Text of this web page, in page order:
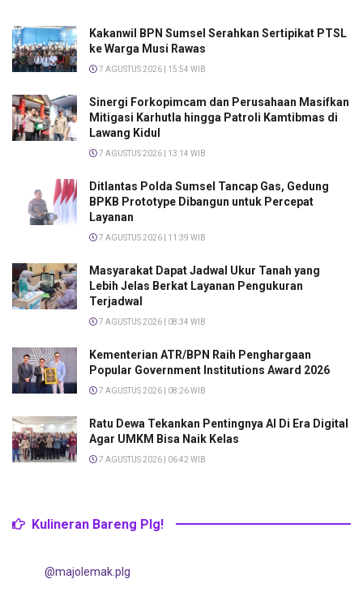
Kakanwil BPN Sumsel Serahkan Sertipikat PTSL
ke Warga Musi Rawas
7 AGUSTUS 2026 | 15:54 WIB
Sinergi Forkopimcam dan Perusahaan Masifkan
Mitigasi Karhutla hingga Patroli Kamtibmas di
Lawang Kidul
7 AGUSTUS 2026 | 13:14 WIB
Ditlantas Polda Sumsel Tancap Gas, Gedung
BPKB Prototype Dibangun untuk Percepat
Layanan
7 AGUSTUS 2026 | 11:39 WIB
Masyarakat Dapat Jadwal Ukur Tanah yang
Lebih Jelas Berkat Layanan Pengukuran
Terjadwal
7 AGUSTUS 2026 | 08:34 WIB
Kementerian ATR/BPN Raih Penghargaan
Popular Government Institutions Award 2026
7 AGUSTUS 2026 | 08:26 WIB
Ratu Dewa Tekankan Pentingnya AI Di Era Digital
Agar UMKM Bisa Naik Kelas
7 AGUSTUS 2026 | 06:42 WIB
Kulineran Bareng Plg!
@majolemak.plg